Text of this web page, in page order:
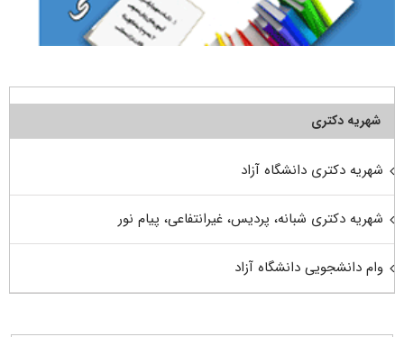
شهریه دکتری
شهریه دکتری دانشگاه آزاد
شهریه دکتری شبانه، پردیس، غیرانتفاعی، پیام نور
وام دانشجویی دانشگاه آزاد